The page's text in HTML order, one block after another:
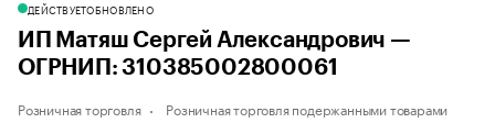
ДЕЙСТВУЕТОБНОВЛЕНО
ИП Матяш Сергей Александрович —
ОГРНИП: 310385002800061
Розничная торговля Розничная торговля подержанными товарами